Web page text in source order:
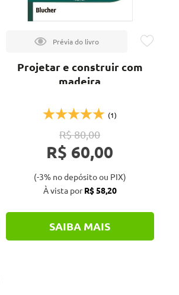
Projetar e construir com
madeira
(1)
R$ 80,00
R$ 60,00
(-3% no depósito ou PIX)
À vista porR$ 58,20
SAIBA MAIS